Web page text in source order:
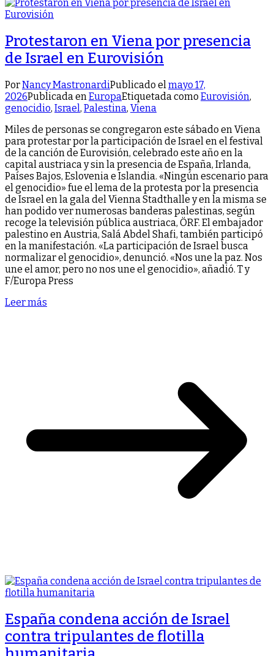
Protestaron en Viena por presencia
de Israel en Eurovisión
PorNancy MastronardiPublicado el mayo 17,
2026Publicada en EuropaEtiquetada como Eurovisión,
genocidio, Israel, Palestina, Viena
Miles de personas se congregaron este sábado en Viena
para protestar por la participación de Israel en el festival
de la canción de Eurovisión, celebrado este año en la
capital austriaca y sin la presencia de España, Irlanda,
Países Bajos, Eslovenia e Islandia. «Ningún escenario para
el genocidio» fue el lema de la protesta por la presencia
de Israel en la gala del Vienna Stadthalle y en la misma se
han podido ver numerosas banderas palestinas, según
recoge la televisión pública austriaca, ÖRF. El embajador
palestino en Austria, Salá Abdel Shafi, también participó
en la manifestación. «La participación de Israel busca
normalizar el genocidio», denunció. «Nos une la paz. Nos
une el amor, pero no nos une el genocidio», añadió. T y
F/Europa Press
Leer más
España condena acción de Israel
contra tripulantes de flotilla